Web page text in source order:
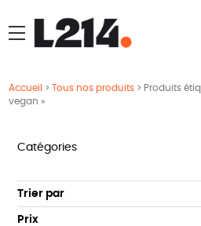
menu
Accueil >Tous nos produits > Produits
vegan »
Catégories
MARCHE POUR LA FERMETURE DES
OUTILS MILITANTS
Trier par
Par défaut
Prix